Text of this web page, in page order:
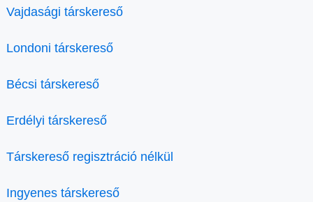
Vajdasági társkereső
Londoni társkereső
Bécsi társkereső
Erdélyi társkereső
Társkereső regisztráció nélkül
Ingyenes társkereső